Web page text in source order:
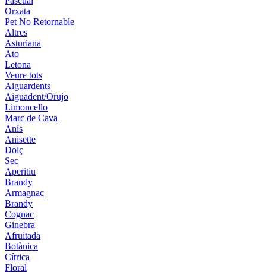
Orxata
Pet No Retornable
Altres
Asturiana
Ato
Letona
Veure tots
Aiguardents
Aiguadent/Orujo
Limoncello
Marc de Cava
Anís
Anisette
Dolç
Sec
Aperitiu
Brandy
Armagnac
Brandy
Cognac
Ginebra
Afruitada
Botànica
Cítrica
Floral